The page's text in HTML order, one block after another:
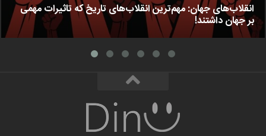
انقلاب‌های جهان: مهم‌ترین انقلاب‌های تاریخ که تاثیرات مهمی
بر جهان داشتند!